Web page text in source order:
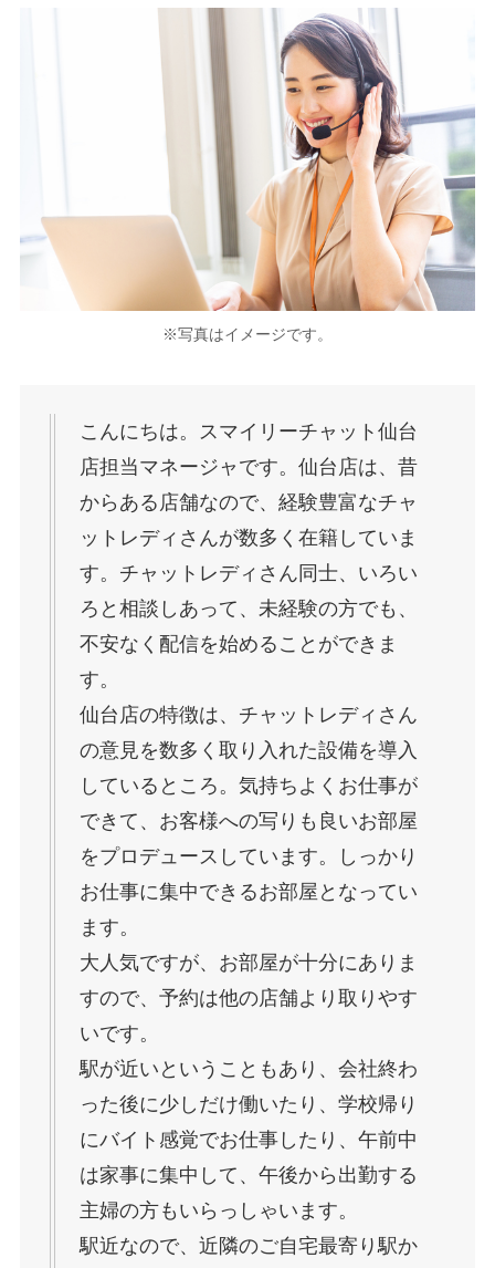
※写真はイメージです。
こんにちは。スマイリーチャット仙台
店担当マネージャです。仙台店は、昔
からある店舗なので、経験豊富なチャ
ットレディさんが数多く在籍していま
す。チャットレディさん同士、いろい
ろと相談しあって、未経験の方でも、
不安なく配信を始めることができま
す。
仙台店の特徴は、チャットレディさん
の意見を数多く取り入れた設備を導入
しているところ。気持ちよくお仕事が
できて、お客様への写りも良いお部屋
をプロデュースしています。しっかり
お仕事に集中できるお部屋となってい
ます。
大人気ですが、お部屋が十分にありま
すので、予約は他の店舗より取りやす
いです。
駅が近いということもあり、会社終わ
った後に少しだけ働いたり、学校帰り
にバイト感覚でお仕事したり、午前中
は家事に集中して、午後から出勤する
主婦の方もいらっしゃいます。
駅近なので、近隣のご自宅最寄り駅か